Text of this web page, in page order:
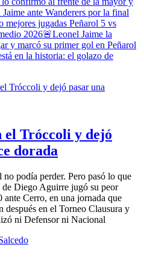
ante Wanderers por la final
mejores jugadas Peñarol 5 vs
2026🚨Leonel Jaime la
y marcó su primer gol en Peñarol
en la historia: el golazo de
el Tróccoli y dejó
dorada
podía perder. Pero pasó lo que
Diego Aguirre jugó su peor
Cerro, en una jornada que
después en el Torneo Clausura y
ni Defensor ni Nacional